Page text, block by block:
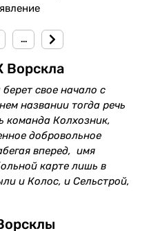
...
Ворскла
свое начало с
названии тогда речь
команда Колхозник,
добровольное
вперед, имя
карте лишь в
и Колос, и Сельстрой,